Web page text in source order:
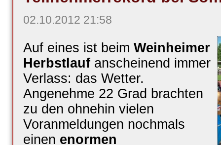
02.10.2012 21:58
Auf eines ist beim Weinheimer
Herbstlauf anscheinend immer
Verlass: das Wetter.
Angenehme 22 Grad brachten
zu den ohnehin vielen
Voranmeldungen nochmals
einen enormen